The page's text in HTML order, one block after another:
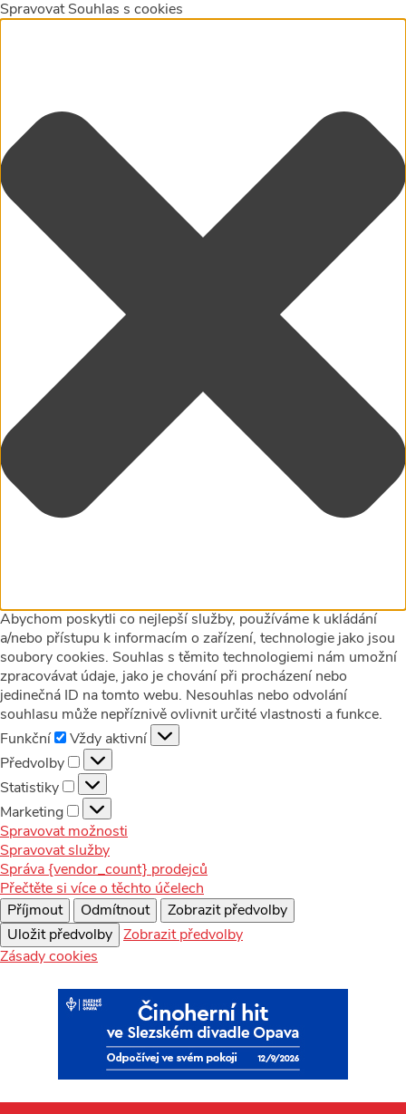
Spravovat Souhlas s cookies
Abychom poskytli co nejlepší služby, používáme k ukládání
a/nebo přístupu k informacím o zařízení, technologie jako jsou
soubory cookies. Souhlas s těmito technologiemi nám umožní
zpracovávat údaje, jako je chování při procházení nebo
jedinečná ID na tomto webu. Nesouhlas nebo odvolání
souhlasu může nepříznivě ovlivnit určité vlastnosti a funkce.
Funkční
Funkční
Vždy aktivní
Předvolby
Předvolby
Statistiky
Statistiky
Marketing
Marketing
Spravovat možnosti
Spravovat služby
Správa {vendor_count} prodejců
Přečtěte si více o těchto účelech
Příjmout
Odmítnout
Zobrazit předvolby
Uložit předvolby Zobrazit předvolby
Zásady cookies